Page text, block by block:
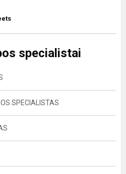
specialistai
SPECIALISTAS